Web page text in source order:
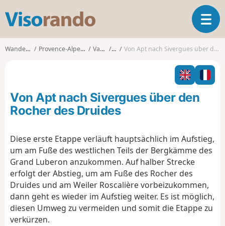
s
o
o
T
o
l
n
a
t
n
Wanderungen Provence-Alpes-Côte d'Azur Vaucluse Apt Von Apt nach Sivergues über den Rocher des Druides
Von Apt nach Sivergues über den
Rocher des Druides
Diese erste Etappe verläuft hauptsächlich im Aufstieg,
um am Fuße des westlichen Teils der Bergkämme des
Grand Luberon anzukommen. Auf halber Strecke
erfolgt der Abstieg, um am Fuße des Rocher des
Druides und am Weiler Roscalière vorbeizukommen,
dann geht es wieder im Aufstieg weiter. Es ist möglich,
diesen Umweg zu vermeiden und somit die Etappe zu
verkürzen.